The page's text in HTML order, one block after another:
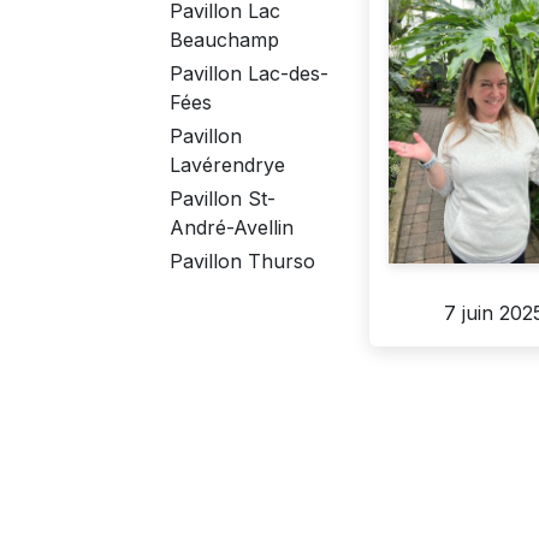
Pavillon Lac
Beauchamp
Pavillon Lac-des-
Fées
Pavillon
Lavérendrye
Pavillon St-
André-Avellin
Pavillon Thurso
7 juin